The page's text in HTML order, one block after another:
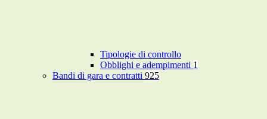
Tipologie di controllo
Obblighi e adempimenti 1
Bandi di gara e contratti 925